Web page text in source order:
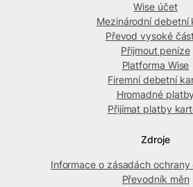
Wise účet
Mezinárodní debetní
Převod vysoké
Přijmout peníze
Platforma Wise
Firemní debetní
Hromadné platby
Přijímat platby
Zdroje
Informace o zásadách ochrany
Převodník měn